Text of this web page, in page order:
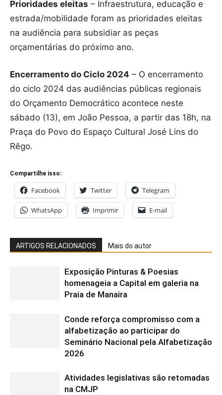
Prioridades eleitas – Infraestrutura, educação e
estrada/mobilidade foram as prioridades eleitas
na audiência para subsidiar as peças
orçamentárias do próximo ano.
Encerramento do Ciclo 2024 – O encerramento
do ciclo 2024 das audiências públicas regionais
do Orçamento Democrático acontece neste
sábado (13), em João Pessoa, a partir das 18h, na
Praça do Povo do Espaço Cultural José Lins do
Rêgo.
Compartilhe isso:
Facebook Twitter Telegram
WhatsApp Imprimir E-mail
ARTIGOS RELACIONADOS Mais do autor
Exposição Pinturas & Poesias
homenageia a Capital em galeria na
Praia de Manaira
Conde reforça compromisso com a
alfabetização ao participar do
Seminário Nacional pela Alfabetização
2026
Atividades legislativas são retomadas
na CMJP